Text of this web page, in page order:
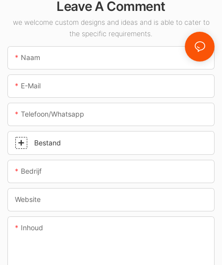
zoals tankstations
en tunnels.
Leave A Comment
we welcome custom designs and ideas and is able to cater to
the specific requirements.
Naam
E-Mail
Telefoon/whatsapp
Bestand
Bedrijf
Website
Inhoud